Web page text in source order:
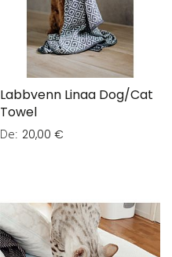
Labbvenn Linaa Dog/Cat
Towel
De 20,00 €